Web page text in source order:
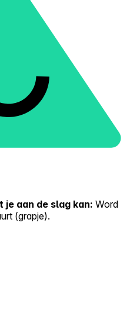
je aan de slag kan: Word
(grapje).